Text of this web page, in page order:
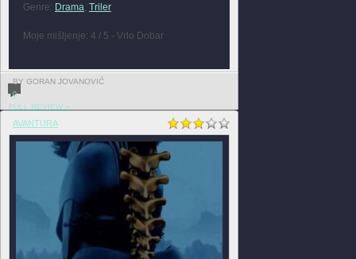
Genre: Drama, Triler
Moje mišljenje: 4 / 5 - Vrlo Dobar
BY GORAN JOVANOVIĆ
0
FULL REVIEW »
AVANTURA